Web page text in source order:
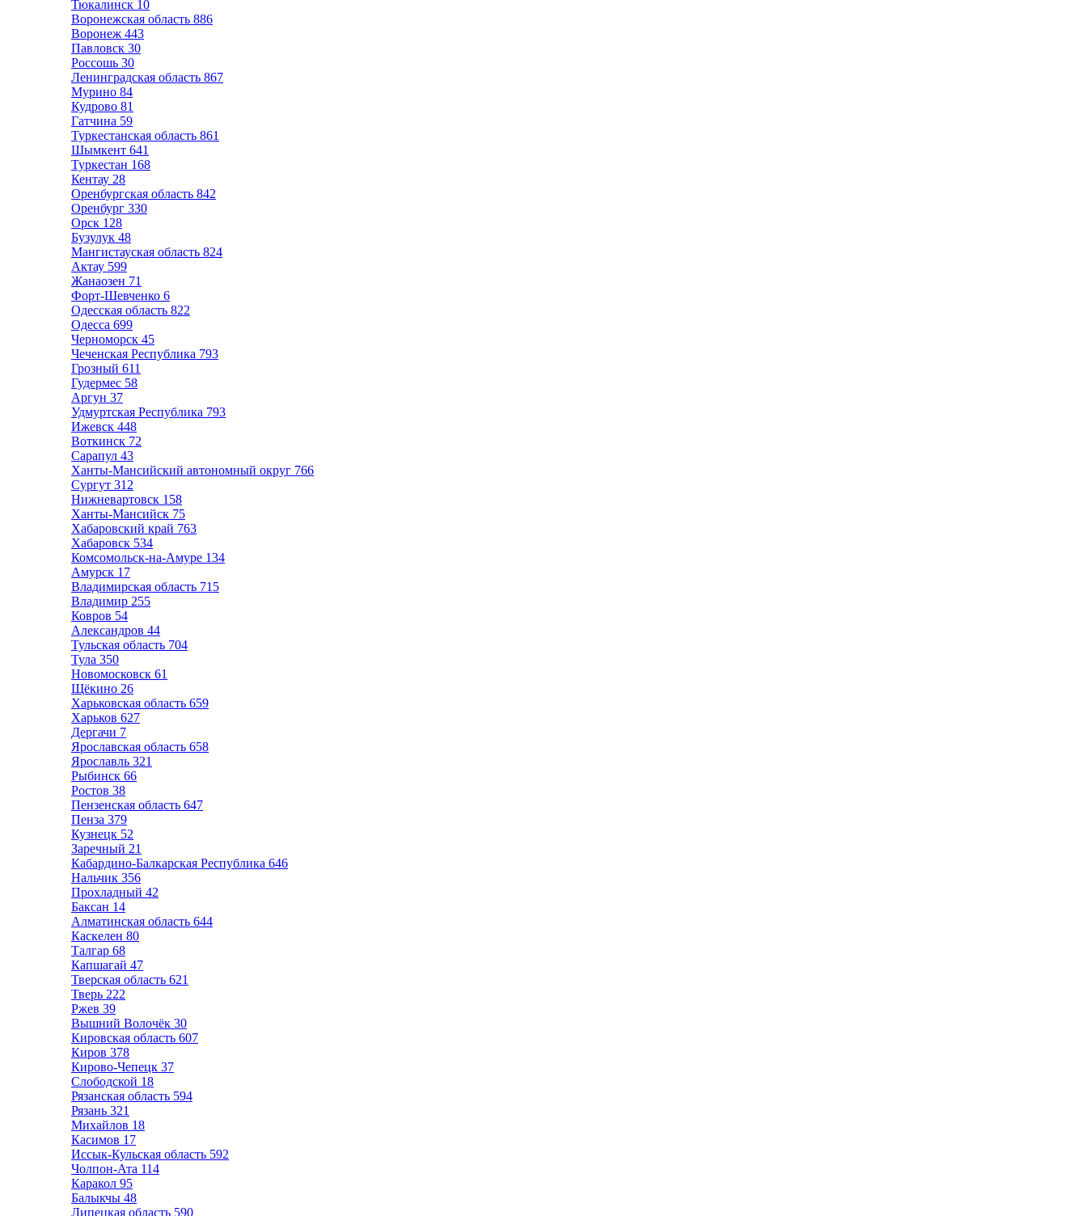
Тюкалинск 10
Воронежская область 886
Воронеж 443
Павловск 30
Россошь 30
Ленинградская область 867
Мурино 84
Кудрово 81
Гатчина 59
Туркестанская область 861
Шымкент 641
Туркестан 168
Кентау 28
Оренбургская область 842
Оренбург 330
Орск 128
Бузулук 48
Мангистауская область 824
Актау 599
Жанаозен 71
Форт-Шевченко 6
Одесская область 822
Одесса 699
Черноморск 45
Чеченская Республика 793
Грозный 611
Гудермес 58
Аргун 37
Удмуртская Республика 793
Ижевск 448
Воткинск 72
Сарапул 43
Ханты-Мансийский автономный округ 766
Сургут 312
Нижневартовск 158
Ханты-Мансийск 75
Хабаровский край 763
Хабаровск 534
Комсомольск-на-Амуре 134
Амурск 17
Владимирская область 715
Владимир 255
Ковров 54
Александров 44
Тульская область 704
Тула 350
Новомосковск 61
Щёкино 26
Харьковская область 659
Харьков 627
Дергачи 7
Ярославская область 658
Ярославль 321
Рыбинск 66
Ростов 38
Пензенская область 647
Пенза 379
Кузнецк 52
Заречный 21
Кабардино-Балкарская Республика 646
Нальчик 356
Прохладный 42
Баксан 14
Алматинская область 644
Каскелен 80
Талгар 68
Капшагай 47
Тверская область 621
Тверь 222
Ржев 39
Вышний Волочёк 30
Кировская область 607
Киров 378
Кирово-Чепецк 37
Слободской 18
Рязанская область 594
Рязань 321
Михайлов 18
Касимов 17
Иссык-Кульская область 592
Чолпон-Ата 114
Каракол 95
Балыкчы 48
Липецкая область 590